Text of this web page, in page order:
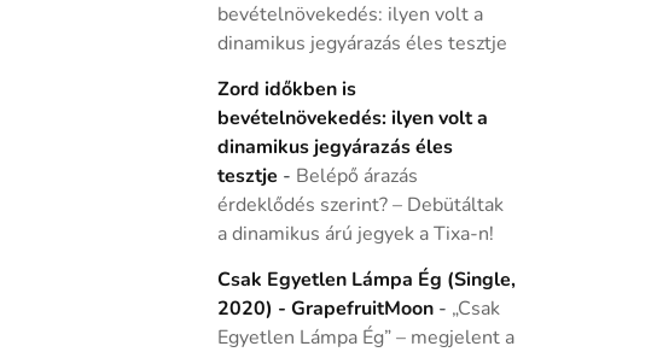
bevételnövekedés: ilyen volt a
dinamikus jegyárazás éles tesztje
Zord időkben is
bevételnövekedés: ilyen volt a
dinamikus jegyárazás éles
tesztje - Belépő árazás
érdeklődés szerint? – Debütáltak
a dinamikus árú jegyek a Tixa-n!
Csak Egyetlen Lámpa Ég (Single,
2020) - GrapefruitMoon- „Csak
Egyetlen Lámpa Ég” – megjelent a